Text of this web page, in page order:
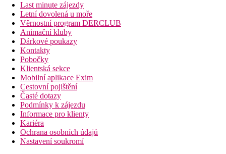
Last minute zájezdy
Letní dovolená u moře
Věrnostní program DERCLUB
Animační kluby
Dárkové poukazy
Kontakty
Pobočky
Klientská sekce
Mobilní aplikace Exim
Cestovní pojištění
Časté dotazy
Podmínky k zájezdu
Informace pro klienty
Kariéra
Ochrana osobních údajů
Nastavení soukromí